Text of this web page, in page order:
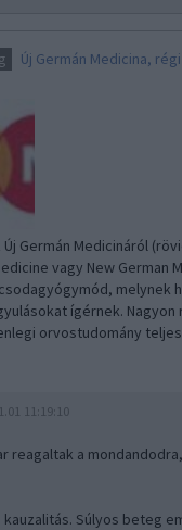
Új Germán Medicina,
Új Germán Medicináról
vagy New German
melynek
ígérnek. Nagyon
orvostudomány
11:19:10
reagaltak a
kauzalitás. Súlyos beteg